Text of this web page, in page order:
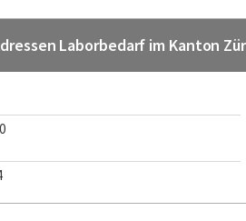
Laborbedarf im Kanton